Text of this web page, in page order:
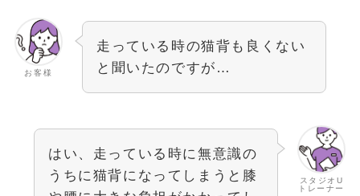
お客様
走っている時の猫背も良くない
と聞いたのですが…
スタジオU
トレーナー
はい、走っている時に無意識の
うちに猫背になってしまうと膝